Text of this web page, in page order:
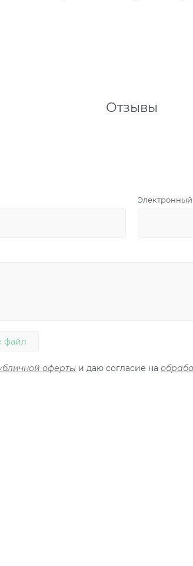
Отзывы
Электронный
файл
оферты и даю согласие на